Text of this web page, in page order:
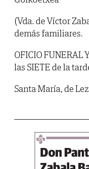
(Vda. de Víctor
demás familiares.
OFICIO FUNERAL
las SIETE de la
Santa María, de